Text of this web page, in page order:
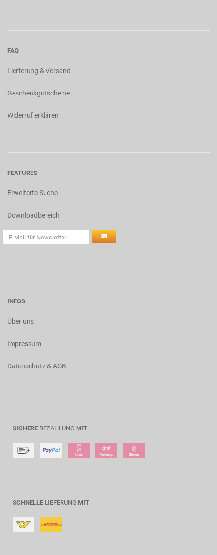
FAQ
Lierferung & Versand
Geschenkgutscheine
Widerruf erklären
FEATURES
Erweiterte Suche
Downloadbereich
INFOS
Über uns
Impressum
Datenschutz & AGB
SICHERE BEZAHLUNG MIT
SCHNELLE LIEFERUNG MIT